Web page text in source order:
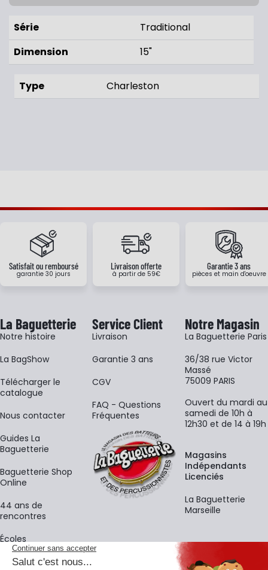
Série
Traditional
Dimension
15"
Type Charleston
Satisfait ou remboursé
garantie 30 jours
Livraison offerte
à partir de 59€
Garantie 3 ans
pièces et main d'oeuvre
La Baguetterie
Notre histoire
La BagShow
​Télécharger le
catalogue
Nous contacter
Guides La
Baguetterie
Baguetterie Shop
Online
44 ans de
rencontres
Écoles
Service Client
Livraison
Garantie 3 ans
CGV
FAQ - Questions
Fréquentes
Notre Magasin
La Baguetterie Paris
36/38 rue Victor
Massé
75009 PARIS
Ouvert du mardi au
samedi de 10h à
12h30 et de 14 à 19h
Magasins
Indépendants
Licenciés
La Baguetterie
Marseille
La newsletter